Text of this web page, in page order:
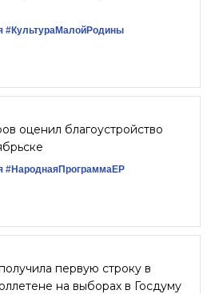
#КультураМалойРодины
оценил благоустройство
#НароднаяПрограммаЕР
первую строку в
на выборах в Госдуму